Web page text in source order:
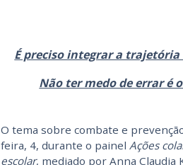
É preciso integrar a trajetória
Não ter medo de errar é
O tema sobre combate e
feira, 4, durante o painel Ações
escolar, mediado por Anna Claudia